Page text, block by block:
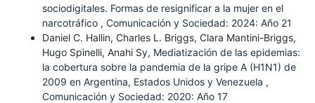
sociodigitales. Formas de resignificar a la mujer en el
narcotráfico , Comunicación y Sociedad: 2024: Año 21
Daniel C. Hallin, Charles L. Briggs, Clara Mantini-Briggs,
Hugo Spinelli, Anahi Sy, Mediatización de las epidemias:
la cobertura sobre la pandemia de la gripe A (H1N1) de
2009 en Argentina, Estados Unidos y Venezuela ,
Comunicación y Sociedad: 2020: Año 17